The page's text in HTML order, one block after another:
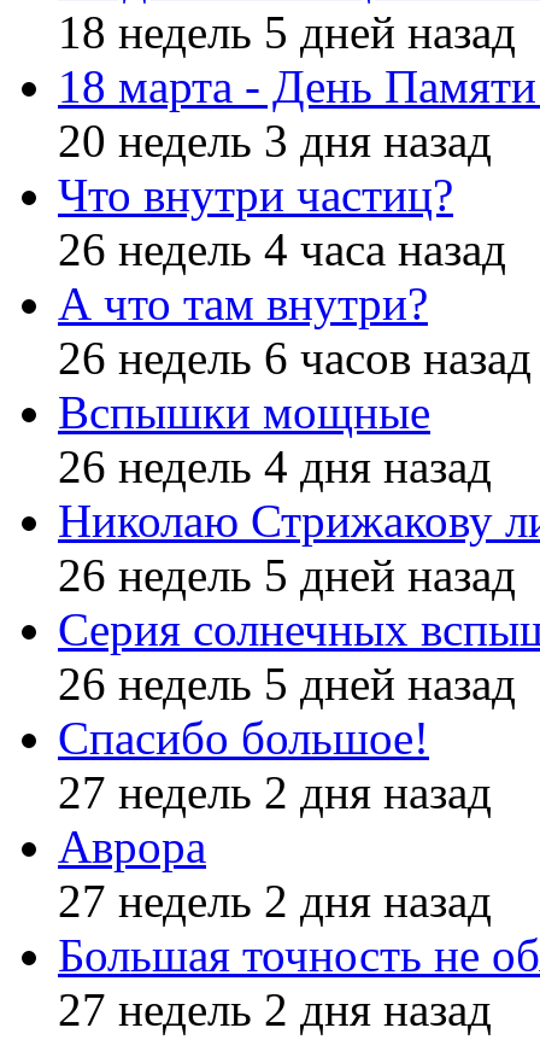
18 недель 5 дней назад
18 марта - День
20 недель 3 дня назад
Что внутри частиц?
26 недель 4 часа назад
А что там внутри?
26 недель 6 часов назад
Вспышки мощные
26 недель 4 дня назад
Николаю Стрижакову
26 недель 5 дней назад
Серия солнечных
26 недель 5 дней назад
Спасибо большое!
27 недель 2 дня назад
Аврора
27 недель 2 дня назад
Большая точность не
27 недель 2 дня назад